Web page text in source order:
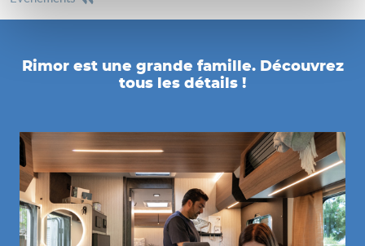
Rimor est une grande famille. Découvrez
tous les détails !